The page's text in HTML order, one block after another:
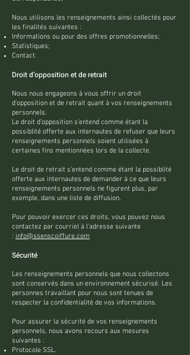
Nous utilisons les renseignements ainsi collectés pour
les finalités suivantes :
Informations ou pour des offres promotionnelles;
Statistiques;
Contact.
Droit d’opposition et de retrait
Nous nous engageons à vous offrir un droit
d’opposition et de retrait quant à vos renseignements
personnels.
Le droit d’opposition s’entend comme étant la
possiblité offerte aux internautes de refuser que leurs
renseignements personnels soient utilisées à
certaines fins mentionnées lors de la collecte.
Le droit de retrait s’entend comme étant la possiblité
offerte aux internautes de demander à ce que leurs
renseignements personnels ne figurent plus, par
exemple, dans une liste de diffusion.
Pour pouvoir exercer ces droits, vous pouvez nous
contactez par courriel à l'adresse suivante
: info@ssenscoiffure.com
Sécurité
Les renseignements personnels que nous collectons
sont conservés dans un environnement sécurisé. Les
personnes travaillant pour nous sont tenues de
respecter la confidentialité de vos informations.
Pour assurer la sécurité de vos renseignements
personnels, nous avons recours aux mesures
suivantes :
Protocole SSL.